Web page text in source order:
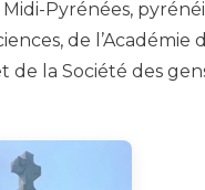
Pyrénées,
de l’Académie
de la Société des